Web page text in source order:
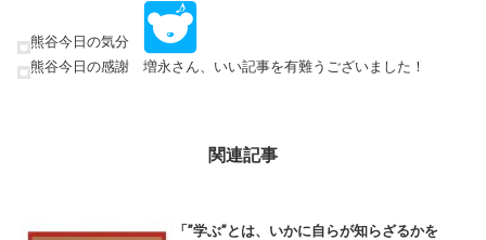
熊谷今日の気分
熊谷今日の感謝 増永さん、いい記事を有難うございました！
関連記事
「”学ぶ”とは、いかに自らが知らざるかを